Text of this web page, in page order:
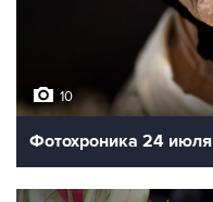
10
Фотохроника 24 июля